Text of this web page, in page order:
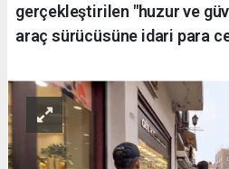
gerçekleştirilen "huzur ve
araç sürücüsüne idari para